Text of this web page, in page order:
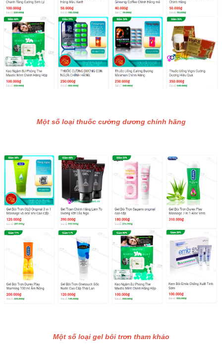
Một số loại thuốc cường dương chính hãng
Một số loại gel bôi trơn tham khảo